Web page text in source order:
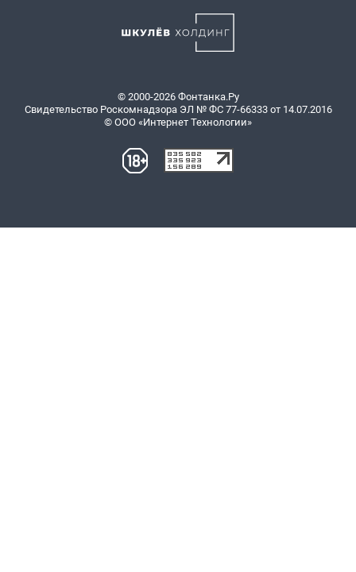
© 2000-2026 Фонтанка.Ру
Свидетельство Роскомнадзора ЭЛ № ФС 77-66333 от 14.07.2016
© ООО «Интернет Технологии»